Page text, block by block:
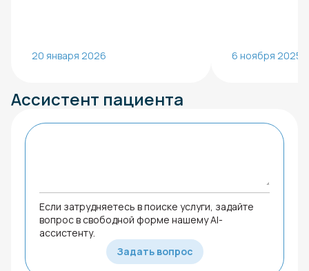
20 января 2026 6 ноября 2025
Ассистент пациента
Если затрудняетесь в поиске услуги, задайте
вопрос в свободной форме нашему AI-
ассистенту.
Задать вопрос